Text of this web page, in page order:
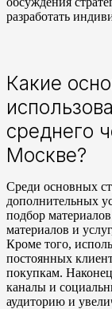
разработать
Какие
среднего
Москве?
Среди основных
дополнительных
подбор
материалов и
Кроме того,
постоянных
покупкам.
каналы и
аудиторию и